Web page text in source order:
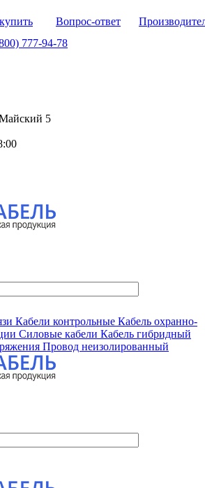
Вопрос-ответ
777-94-78
5
Кабели контрольные Кабель охранно-
Силовые кабели Кабель гибридный
Провод неизолированный